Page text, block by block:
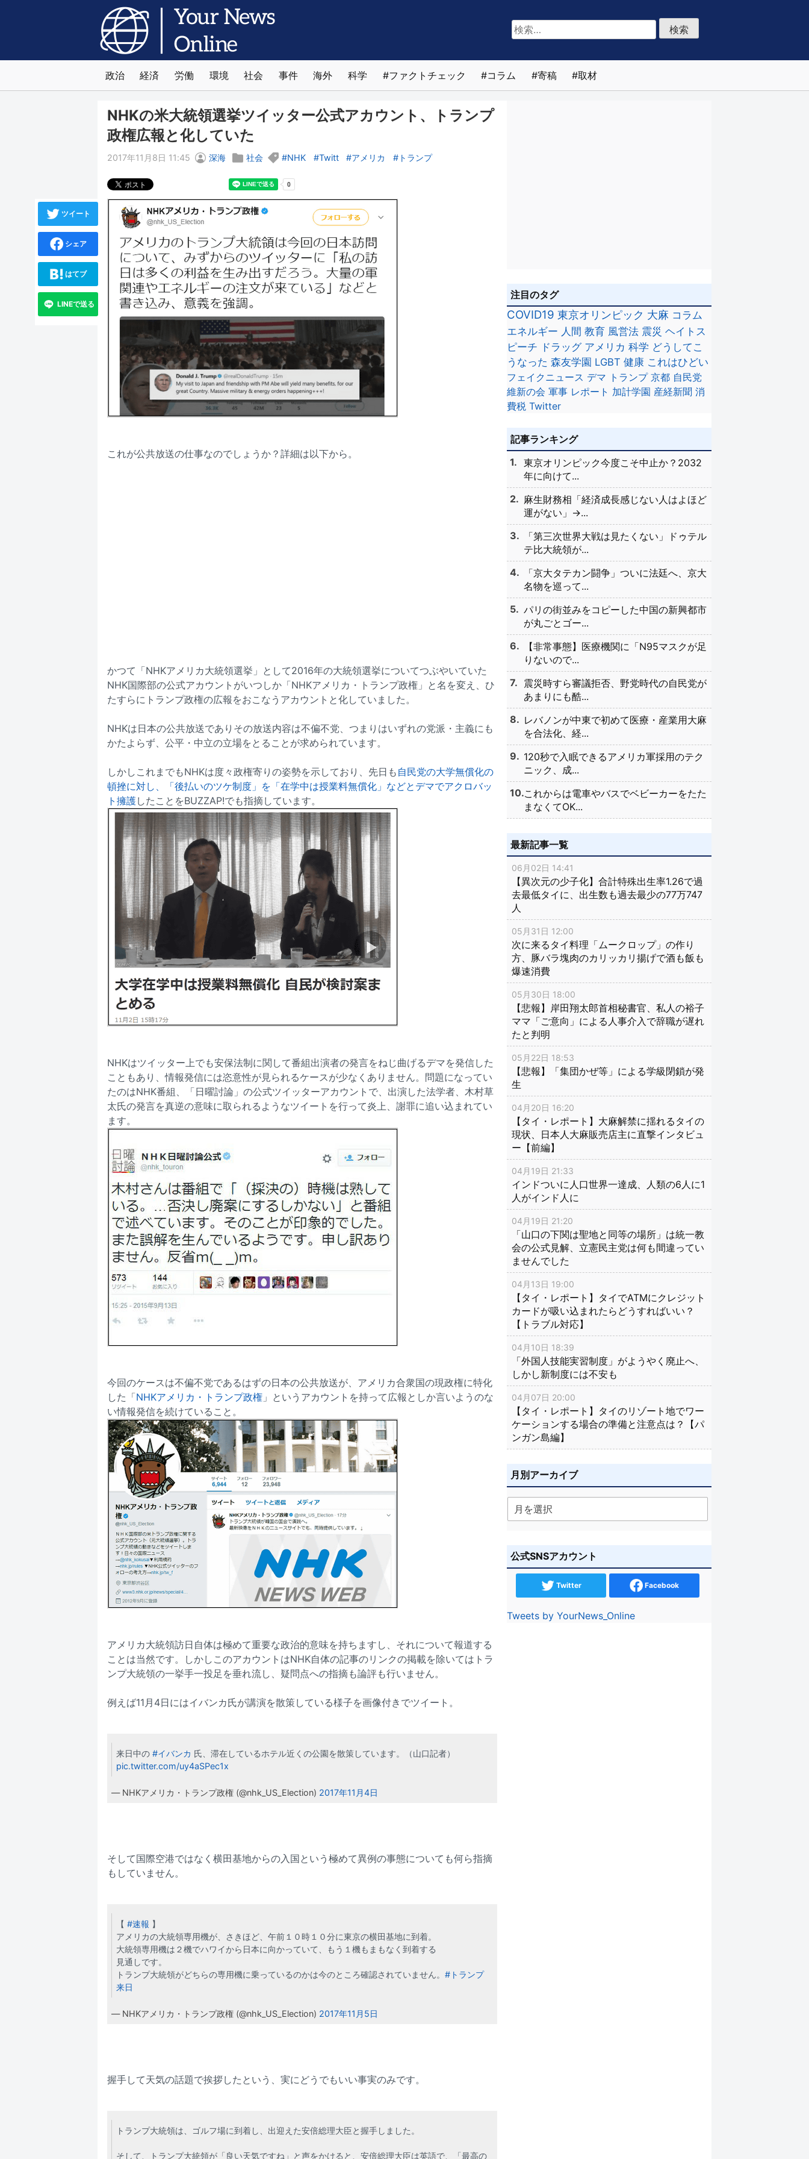
検
索:
政治 経済 労働 環境 社会 事件 海外 科学 ファクトチェック コラム 寄稿 取材
NHKの米大統領選挙ツイッター公式アカウント、トランプ
政権広報と化していた
2017年11月8日 11:45 深海 社会 NHK Twitt アメリカ トランプ
これが公共放送の仕事なのでしょうか？詳細は以下から。
かつて「NHKアメリカ大統領選挙」として2016年の大統領選挙についてつぶやいていた
NHK国際部の公式アカウントがいつしか「NHKアメリカ・トランプ政権」と名を変え、ひ
たすらにトランプ政権の広報をおこなうアカウントと化していました。
NHKは日本の公共放送でありその放送内容は不偏不党、つまりはいずれの党派・主義にも
かたよらず、公平・中立の立場をとることが求められています。
しかしこれまでもNHKは度々政権寄りの姿勢を示しており、先日も 自民党の大学無償化の
頓挫に対し、「後払いのツケ制度」を「在学中は授業料無償化」などとデマでアクロバッ
ト擁護したことをBUZZAP!でも指摘しています。
NHKはツイッター上でも安保法制に関して番組出演者の発言をねじ曲げるデマを発信した
こともあり、情報発信には恣意性が見られるケースが少なくありません。問題になってい
たのはNHK番組、「日曜討論」の公式ツイッターアカウントで、出演した法学者、木村草
太氏の発言を真逆の意味に取られるようなツイートを行って炎上、謝罪に追い込まれてい
ます。
今回のケースは不偏不党であるはずの日本の公共放送が、アメリカ合衆国の現政権に特化
した「NHKアメリカ・トランプ政権 」というアカウントを持って広報としか言いようのな
い情報発信を続けていること。
アメリカ大統領訪日自体は極めて重要な政治的意味を持ちますし、それについて報道する
ことは当然です。しかしこのアカウントはNHK自体の記事のリンクの掲載を除いてはトラ
ンプ大統領の一挙手一投足を垂れ流し、疑問点への指摘も論評も行いません。
例えば11月4日にはイバンカ氏が講演を散策している様子を画像付きでツイート。
来日中の#イバンカ 氏、滞在しているホテル近くの公園を散策しています。（山口記者）
pic.twitter.com/uy4aSPec1x
— NHKアメリカ・トランプ政権 (@nhk_US_Election) 2017年11月4日
そして国際空港ではなく横田基地からの入国という極めて異例の事態についても何ら指摘
もしていません。
【#速報 】
アメリカの大統領専用機が、さきほど、午前１０時１０分に東京の横田基地に到着。
大統領専用機は２機でハワイから日本に向かっていて、もう１機もまもなく到着する
見通しです。
トランプ大統領がどちらの専用機に乗っているのかは今のところ確認されていません。#トランプ
来日
— NHKアメリカ・トランプ政権 (@nhk_US_Election) 2017年11月5日
握手して天気の話題で挨拶したという、実にどうでもいい事実のみです。
トランプ大統領は、ゴルフ場に到着し、出迎えた安倍総理大臣と握手しました。
そして、トランプ大統領が「良い天気ですね」と声をかけると、安倍総理大臣は英語で、「最高の
ツイート
シェア
はてブ
LINEで送る
注目のタグ
COVID19 東京オリンピック 大麻 コラム
エネルギー 人間 教育 風営法 震災 ヘイトス
ピーチ ドラッグ アメリカ 科学 どうしてこ
うなった 森友学園 LGBT 健康 これはひどい
フェイクニュース デマ トランプ 京都 自民党
維新の会 軍事 レポート 加計学園 産経新聞 消
費税 Twitter
記事ランキング
東京オリンピック今度こそ中止か？2032
年に向けて...
麻生財務相「経済成長感じない人はよほど
運がない」→...
「第三次世界大戦は見たくない」ドゥテル
テ比大統領が...
「京大タテカン闘争」ついに法廷へ、京大
名物を巡って...
パリの街並みをコピーした中国の新興都市
が丸ごとゴー...
【非常事態】医療機関に「N95マスクが足
りないので...
震災時すら審議拒否、野党時代の自民党が
あまりにも酷...
レバノンが中東で初めて医療・産業用大麻
を合法化、経...
120秒で入眠できるアメリカ軍採用のテク
ニック、成...
これからは電車やバスでベビーカーをたた
まなくてOK...
最新記事一覧
06月02日 14:41
【異次元の少子化】合計特殊出生率1.26で過
去最低タイに、出生数も過去最少の77万747
人
05月31日 12:00
次に来るタイ料理「ムークロップ」の作り
方、豚バラ塊肉のカリッカリ揚げで酒も飯も
爆速消費
05月30日 18:00
【悲報】岸田翔太郎首相秘書官、私人の裕子
ママ「ご意向」による人事介入で辞職が遅れ
たと判明
05月22日 18:53
【悲報】「集団かぜ等」による学級閉鎖が発
生
04月20日 16:20
【タイ・レポート】大麻解禁に揺れるタイの
現状、日本人大麻販売店主に直撃インタビュ
ー【前編】
04月19日 21:33
インドついに人口世界一達成、人類の6人に1
人がインド人に
04月19日 21:20
「山口の下関は聖地と同等の場所」は統一教
会の公式見解、立憲民主党は何も間違ってい
ませんでした
04月13日 19:00
【タイ・レポート】タイでATMにクレジット
カードが吸い込まれたらどうすればいい？
【トラブル対応】
04月10日 18:39
「外国人技能実習制度」がようやく廃止へ、
しかし新制度には不安も
04月07日 20:00
【タイ・レポート】タイのリゾート地でワー
ケーションする場合の準備と注意点は？【パ
ンガン島編】
月別アーカイブ
公式SNSアカウント
Twitter Facebook
Tweets by YourNews_Online